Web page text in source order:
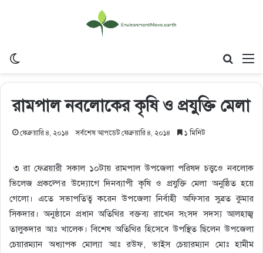
রামপাল নবলোকের কৃষি ও প্রযুক্তি মেলা
ফেব্রুয়ারি ৪, ২০১৪ সর্বশেষ আপডেট ফেব্রুয়ারি ৪, ২০১৪ ১ মিনিট
৩ রা ফেব্রয়ারী সকাল ১০টায় রামপাল উপজেলা পরিষদ চত্ত্বওে নবলোক
ভিলেজ প্রকল্পের উদ্যোগে দিনব্যাপী কৃষি ও প্রযুক্তি মেলা অনুষ্ঠিত হয়ে
গেলো। এতে সভাপতিত্ব করেন উপজেলা নির্বাহী অফিসার সুব্রত কুমার
সিকদার। অনুষ্ঠানে প্রধান অতিথির বক্তব্য রাখেন সংসদ সদস্য আলহাজ্ব
তালুকদার আঃ খালেক। বিশেষ অতিথির হিসেবে উপস্থিত ছিলেন উপজেলা
চেয়ারম্যান অধ্যাপক মোল্যা আঃ রউফ, ভাইস চেয়ারম্যান মোঃ হামীম